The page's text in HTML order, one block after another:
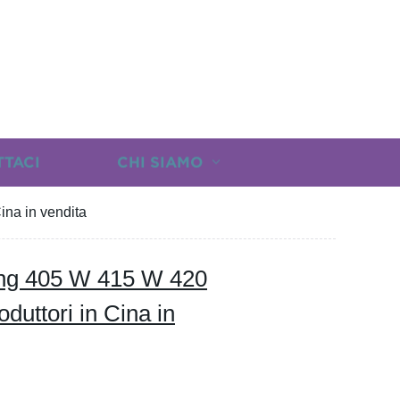
CHI SIAMO
in vendita
405 W 415 W 420
in Cina in